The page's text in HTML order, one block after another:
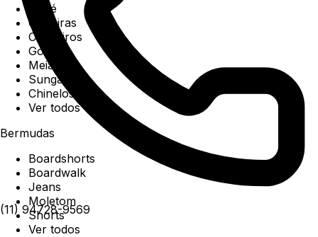
(11) 94728-9569
Boné
Carteiras
Chaveiros
Gorros
Meias
Sunga
Chinelos
Ver todos
Bermudas
Boardshorts
Boardwalk
Jeans
Moletom
Shorts
Ver todos